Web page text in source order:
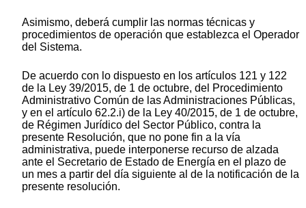
Asimismo, deberá cumplir las normas técnicas y
procedimientos de operación que establezca el Operador
del Sistema.
De acuerdo con lo dispuesto en los artículos 121 y 122
de la Ley 39/2015, de 1 de octubre, del Procedimiento
Administrativo Común de las Administraciones Públicas,
y en el artículo 62.2.i) de la Ley 40/2015, de 1 de octubre,
de Régimen Jurídico del Sector Público, contra la
presente Resolución, que no pone fin a la vía
administrativa, puede interponerse recurso de alzada
ante el Secretario de Estado de Energía en el plazo de
un mes a partir del día siguiente al de la notificación de la
presente resolución.